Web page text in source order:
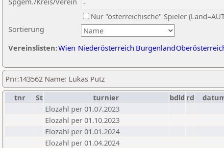
Sortierung
Nur "österreichische" Spieler
Vereinslisten:Wien Niederösterreich Burgenland
Pnr:143562 Name: Lukas Putz
tnr
St turnier bdld rd
Elozahl per 01.07.2023
Elozahl per 01.10.2023
Elozahl per 01.01.2024
Elozahl per 01.04.2024